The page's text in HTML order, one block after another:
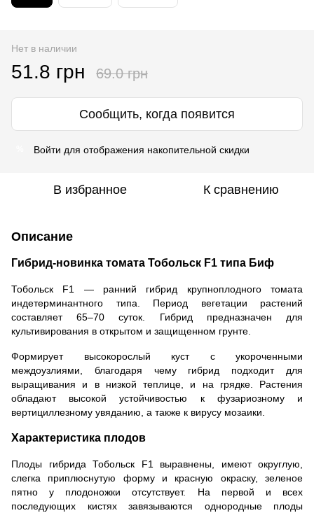
Нет в наличии
51.8 грн 69.0 грн
Сообщить, когда появится
Войти для отображения накопительной скидки
В избранное К сравнению
Описание
Гибрид-новинка томата Тобольск F1 типа Биф
Тобольск F1 — ранний гибрид крупноплодного томата
индетерминантного типа. Период вегетации растений
составляет 65–70 суток. Гибрид предназначен для
культивирования в открытом и защищенном грунте.
Формирует высокорослый куст с укороченными
междоузлиями, благодаря чему гибрид подходит для
выращивания и в низкой теплице, и на грядке. Растения
обладают высокой устойчивостью к фузариозному и
вертициллезному увяданию, а также к вирусу мозаики.
Характеристика плодов
Плоды гибрида Тобольск F1 выравнены, имеют округлую,
слегка приплюснутую форму и красную окраску, зеленое
пятно у плодоножки отсутствует. На первой и всех
последующих кистях завязываются однородные плоды